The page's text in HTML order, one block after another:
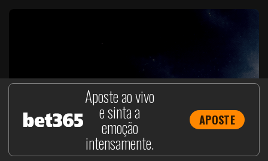
Aposte ao vivo
e sinta a
emoção
intensamente.
APOSTE